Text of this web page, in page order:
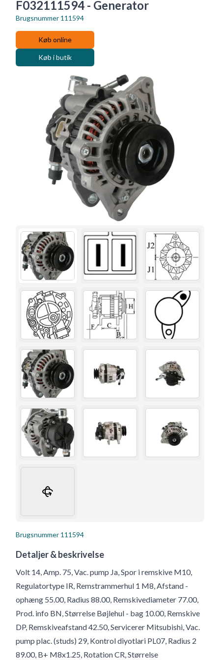
F032111594 - Generator
Brugsnummer 111594
Køb online
Køb i butik
Brugsnummer 111594
Detaljer & beskrivelse
Volt 14, Amp. 75, Vac. pump Ja, Spor i remskive M10,
Regulatortype IR, Remstrammerhul 1 M8, Afstand -
ophæng 55.00, Radius 88.00, Remskivediameter 77.00,
Prod. info BN, Størrelse Bøjlehul - bag 10.00, Remskive
DP, Remskiveafstand 42.50, Servicerer Mitsubishi, Vac.
pump plac. (studs) 29, Kontrol diyotlari PL07, Radius 2
89.00, B+ M8x1.25, Rotation CR, Størrelse